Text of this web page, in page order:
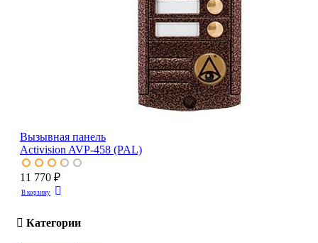
Вызывная панель
Activision AVP-458 (PAL)
11 770 ₽
В корзину
Категории